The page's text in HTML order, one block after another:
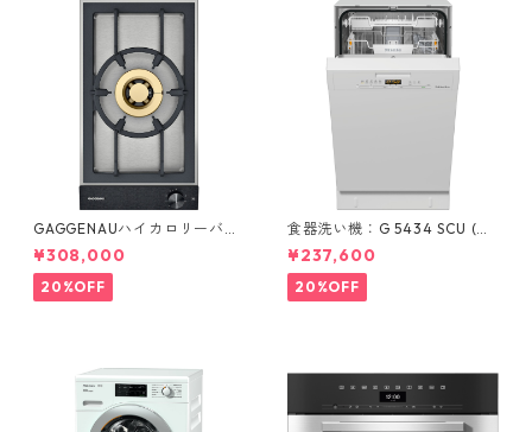
GAGGENAUハイカロリーバー
ナー：VG 231 220 JP
¥308,000
20%OFF
食器洗い機：G 5434 SCU (ホ
ワイト/45cm) ＊標準ドア装備
タイプ
¥237,600
20%OFF